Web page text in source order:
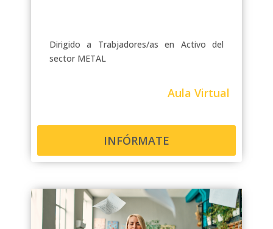
Dirigido a Trabjadores/as en Activo del
sector METAL
Aula Virtual
INFÓRMATE